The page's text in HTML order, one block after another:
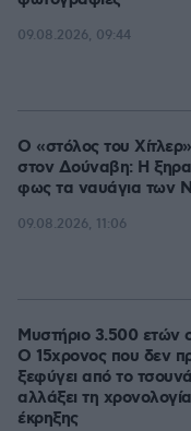
09.08.2026, 09:44
Ο «στόλος του
στον Δούναβη: Η
φως τα ναυάγια των
09.08.2026, 11:06
Μυστήριο 3.500 ετών
Ο 15χρονος που δεν
ξεφύγει από το
αλλάξει τη
έκρηξης